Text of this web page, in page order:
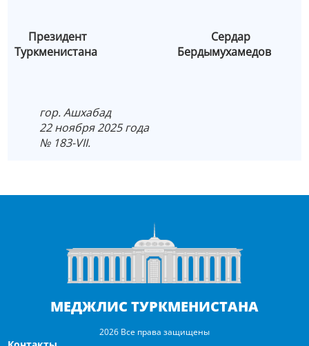
Президент Сердар
Туркменистана Бердымухамедов
гор. Ашхабад
22 ноября 2025 года
№ 183-VII.
МЕДЖЛИС ТУРКМЕНИСТАНА
2026 Все права защищены